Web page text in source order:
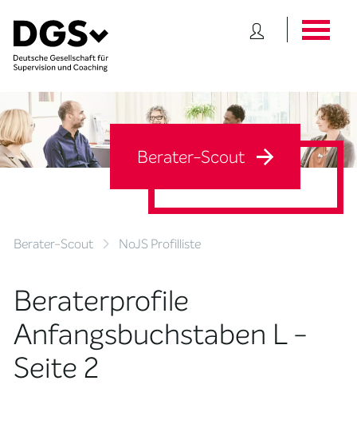
Berater-Scout NoJS Profilliste
Berater-Scout
Beraterprofile
Anfangsbuchstaben L -
Seite 2